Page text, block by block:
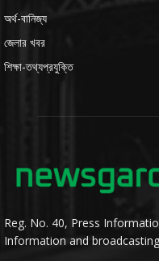
অর্থ-বানিজ্য
জেলার খবর
শিক্ষা-তথ্যপ্রযুক্তি
Reg. No. 40, Press
Information and